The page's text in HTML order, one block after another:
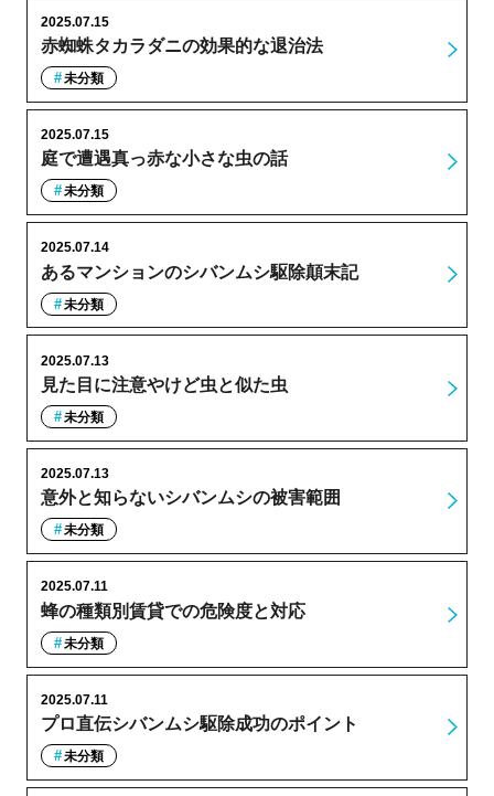
赤蜘蛛タカラダニの効果的な退治法
2025.07.15
未分類
庭で遭遇真っ赤な小さな虫の話
2025.07.15
未分類
あるマンションのシバンムシ駆除顛末記
2025.07.14
未分類
見た目に注意やけど虫と似た虫
2025.07.13
未分類
意外と知らないシバンムシの被害範囲
2025.07.13
未分類
蜂の種類別賃貸での危険度と対応
2025.07.11
未分類
プロ直伝シバンムシ駆除成功のポイント
2025.07.11
未分類